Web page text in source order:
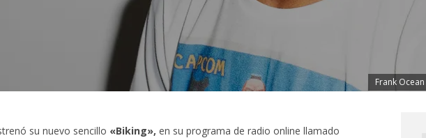
Frank
su nuevo sencillo «Biking», en su programa de radio online llamado